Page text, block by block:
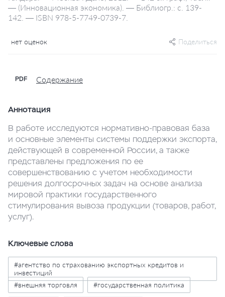
— (Инновационная экономика). — Библиогр.: с. 139-
142. — ISBN 978-5-7749-0739-7.
нет оценок Поделиться
PDF Содержание
Аннотация
В работе исследуются нормативно-правовая база
и основные элементы системы поддержки экспорта,
действующей в современной России, а также
представлены предложения по ее
совершенствованию с учетом необходимости
решения долгосрочных задач на основе анализа
мировой практики государственного
стимулирования вывоза продукции (товаров, работ,
услуг).
Ключевые слова
#агентство по страхованию экспортных кредитов и
инвестиций
#внешняя торговля
#государственная политика